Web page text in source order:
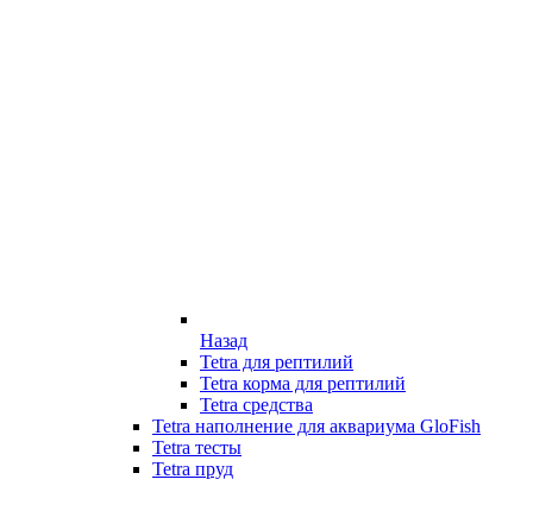
Назад
Tetra для рептилий
Tetra корма для рептилий
Tetra средства
Tetra наполнение для аквариума GloFish
Tetra тесты
Tetra пруд